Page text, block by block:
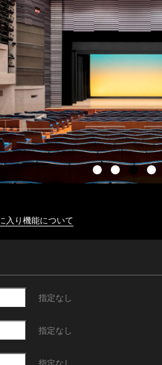
入り機能について
指定なし
指定なし